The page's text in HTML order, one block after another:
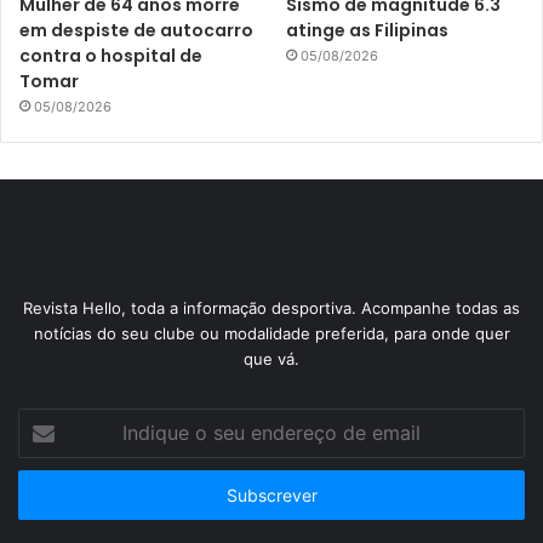
Mulher de 64 anos morre
em despiste de autocarro
contra o hospital de
Tomar
05/08/2026
Sismo de magnitude 6.3
atinge as Filipinas
05/08/2026
Revista Hello, toda a informação desportiva. Acompanhe todas as
notícias do seu clube ou modalidade preferida, para onde quer
que vá.
Indique
seu
de